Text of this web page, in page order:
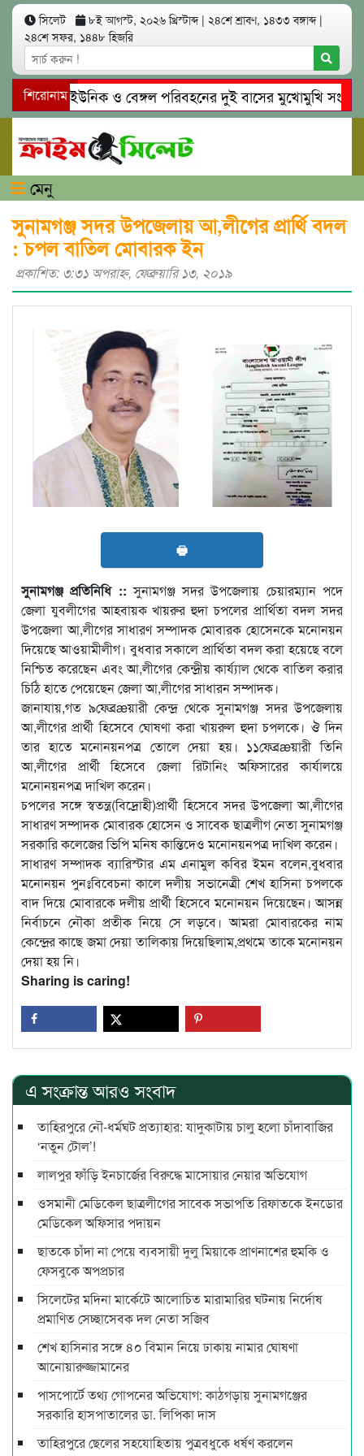
সিলেট ৮ই আগস্ট, ২০২৬ খ্রিস্টাব্দ | ২৪শে শ্রাবণ, ১৪৩৩ বঙ্গাব্দ |
২৪শে সফর, ১৪৪৮ হিজরি
শিরোনাম
সিলেটে ইউনিক ও বেঙ্গল পরিবহনের দুই বাসের মুখোমুখি সং’ঘ’র্ষে
গোয়াইনঘাটে প্রেমের ফাঁদে তরুণী পাচার: মাদকাসক্ত রিমালকে
মেনু
সুনামগঞ্জ সদর উপজেলায় আ,লীগের প্রার্থি বদল
: চপল বাতিল মোবারক ইন
প্রকাশিত: ৩:৩১ অপরাহ্ণ, ফেব্রুয়ারি ১৩, ২০১৯
🖶
সুনামগঞ্জ প্রতিনিধি :: সুনামগঞ্জ সদর উপজেলায় চেয়ারম্যান পদে
জেলা যুবলীগের আহবায়ক খায়রুর হুদা চপলের প্রার্থিতা বদল সদর
উপজেলা আ,লীগের সাধারণ সম্পাদক মোবারক হোসেনকে মনোনয়ন
দিয়েছে আওয়ামীলীগ। বুধবার সকালে প্রার্থিতা বদল করা হয়েছে বলে
নিশ্চিত করেছেন এবং আ,লীগের কেন্দ্রীয় কার্য্যাল থেকে বাতিল করার
চিঠি হাতে পেয়েছেন জেলা আ,লীগের সাধারন সম্পাদক।
জানাযায়,গত ৯ফেব্রæয়ারী কেন্দ্র থেকে সুনামগঞ্জ সদর উপজেলায়
আ,লীগের প্রার্থী হিসেবে ঘোষণা করা খায়রুল হুদা চপলকে। ঔ দিন
তার হাতে মনোনয়নপত্র তোলে দেয়া হয়। ১১ফেব্রæয়ারী তিনি
আ,লীগের প্রার্থী হিসেবে জেলা রিটানিং অফিসারের কার্যালয়ে
মনোনয়নপত্র দাখিল করেন।
চপলের সঙ্গে স্বতন্ত্র(বিদ্রোহী)প্রার্থী হিসেবে সদর উপজেলা আ,লীগের
সাধারণ সম্পাদক মোবারক হোসেন ও সাবেক ছাত্রলীগ নেতা সুনামগঞ্জ
সরকারি কলেজের ভিপি মনিষ কান্তিদেও মনোনয়নপত্র দাখিল করেন।
সাধারণ সম্পাদক ব্যারিস্টার এম এনামুল কবির ইমন বলেন,বুধবার
মনোনয়ন পুনঃবিবেচনা কালে দলীয় সভানেত্রী শেখ হাসিনা চপলকে
বাদ দিয়ে মোবারকে দলীয় প্রার্থী হিসেবে মনোনয়ন দিয়েছেন। আসন্ন
নির্বাচনে নৌকা প্রতীক নিয়ে সে লড়বে। আমরা মোবারকের নাম
কেন্দ্রের কাছে জমা দেয়া তালিকায় দিয়েছিলাম,প্রথমে তাকে মনোনয়ন
দেয়া হয় নি।
Sharing is caring!
এ সংক্রান্ত আরও সংবাদ
তাহিরপুরে নৌ-ধর্মঘট প্রত্যাহার: যাদুকাটায় চালু হলো চাঁদাবাজির
‘নতুন টোল’!
লালপুর ফাঁড়ি ইনচার্জের বিরুদ্ধে মাসোয়ার নেয়ার অভিযোগ
ওসমানী মেডিকেল ছাত্রলীগের সাবেক সভাপতি রিফাতকে ইনডোর
মেডিকেল অফিসার পদায়ন
ছাতকে চাঁদা না পেয়ে ব্যবসায়ী দুলু মিয়াকে প্রাণনাশের হুমকি ও
ফেসবুকে অপপ্রচার
সিলেটের মদিনা মার্কেটে আলোচিত মারামারির ঘটনায় নির্দোষ
প্রমাণিত সেচ্ছাসেবক দল নেতা সজিব
শেখ হাসিনার সঙ্গে ৪০ বিমান নিয়ে ঢাকায় নামার ঘোষণা
আনোয়ারুজ্জামানের
পাসপোর্টে তথ্য গোপনের অভিযোগ: কাঠগড়ায় সুনামগঞ্জের
সরকারি হাসপাতালের ডা. লিপিকা দাস
তাহিরপুরে ছেলের সহযোহিতায় পুত্রবধুকে ধর্ষণ করলেন